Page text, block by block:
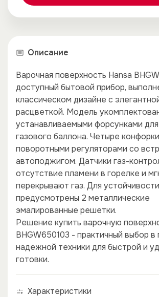
Описание
Варочная поверхность Hansa
доступный бытовой прибор,
классическом дизайне с
расцветкой. Модель
устанавливаемыми форсунками
газового баллона. Четыре
поворотными регуляторами со
автоподжигом. Датчики газ-
отсутствие пламени в горелке и
перекрывают газ. Для
предусмотрены 2 металлические
эмалированные решетки.
Решение купить варочную
BHGW650103 - практичный выбор в
надежной техники для быстрой и
готовки.
Характеристики